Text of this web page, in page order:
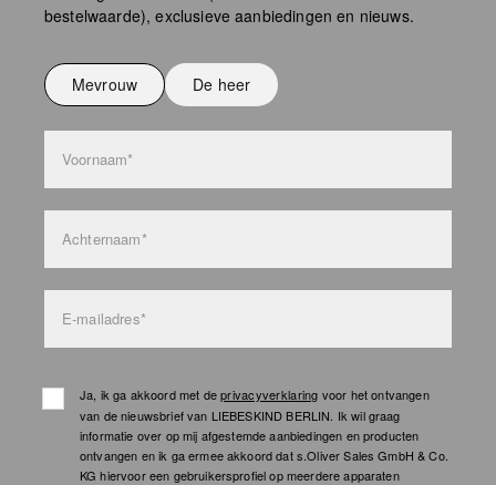
Niet strijken
bestelwaarde), exclusieve aanbiedingen en nieuws.
Mevrouw De heer
Voornaam*
Achternaam*
E-mailadres*
Ja, ik ga akkoord met deprivacyverklaring voor het ontvangen
van de nieuwsbrief van LIEBESKIND BERLIN. Ik wil graag
informatie over op mij afgestemde aanbiedingen en producten
ontvangen en ik ga ermee akkoord dat s.Oliver Sales GmbH & Co.
KG hiervoor een gebruikersprofiel op meerdere apparaten